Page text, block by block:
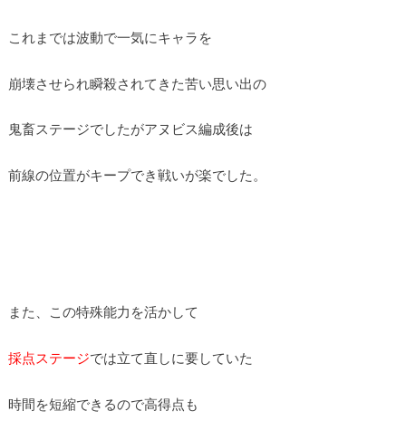
これまでは波動で一気にキャラを
崩壊させられ瞬殺されてきた苦い思い出の
鬼畜ステージでしたがアヌビス編成後は
前線の位置がキープでき戦いが楽でした。
また、この特殊能力を活かして
採点ステージでは立て直しに要していた
時間を短縮できるので高得点も